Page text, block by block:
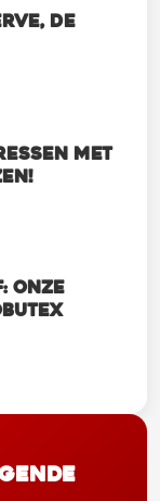
De
met
onze